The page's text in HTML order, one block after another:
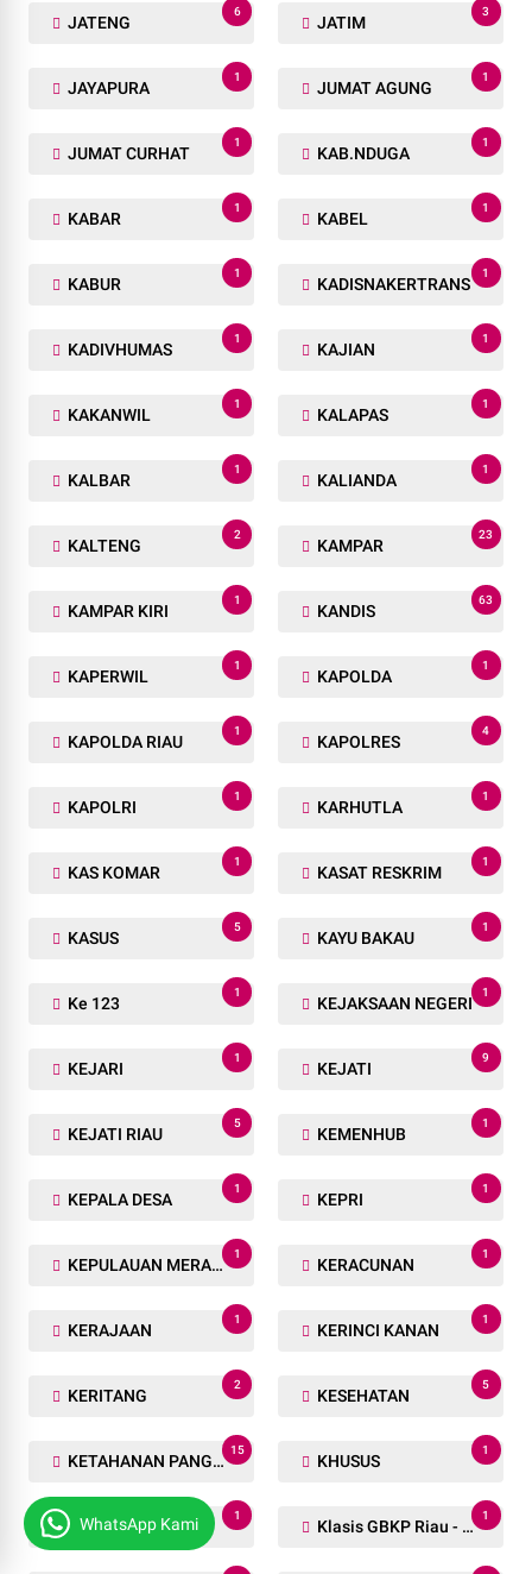
JATENG
6
JATIM
3
JAYAPURA
1
JUMAT AGUNG
1
JUMAT CURHAT
1
KAB.NDUGA
1
KABAR
1
KABEL
1
KABUR
1
KADISNAKERTRANS
1
KADIVHUMAS
1
KAJIAN
1
KAKANWIL
1
KALAPAS
1
KALBAR
1
KALIANDA
1
KALTENG
2
KAMPAR
23
KAMPAR KIRI
1
KANDIS
63
KAPERWIL
1
KAPOLDA
1
KAPOLDA RIAU
1
KAPOLRES
4
KAPOLRI
1
KARHUTLA
1
KAS KOMAR
1
KASAT RESKRIM
1
KASUS
5
KAYU BAKAU
1
Ke 123
1
KEJAKSAAN NEGERI
1
KEJARI
1
KEJATI
9
KEJATI RIAU
5
KEMENHUB
1
KEPALA DESA
1
KEPRI
1
KEPULAUAN MERANTI
1
KERACUNAN
1
KERAJAAN
1
KERINCI KANAN
1
KERITANG
2
KESEHATAN
5
KETAHANAN PANGAN
15
KHUSUS
1
KKH
1
Klasis GBKP Riau - Sumbar.
1
WhatsApp Kami